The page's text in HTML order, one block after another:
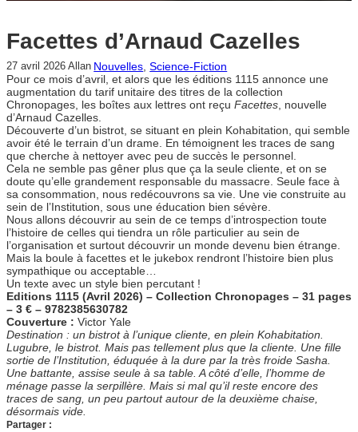
Facettes d’Arnaud Cazelles
27 avril 2026 Allan Nouvelles, Science-Fiction
Pour ce mois d’avril, et alors que les éditions 1115 annonce une
augmentation du tarif unitaire des titres de la collection
Chronopages, les boîtes aux lettres ont reçu Facettes, nouvelle
d’Arnaud Cazelles.
Découverte d’un bistrot, se situant en plein Kohabitation, qui semble
avoir été le terrain d’un drame. En témoignent les traces de sang
que cherche à nettoyer avec peu de succès le personnel.
Cela ne semble pas gêner plus que ça la seule cliente, et on se
doute qu’elle grandement responsable du massacre. Seule face à
sa consommation, nous redécouvrons sa vie. Une vie construite au
sein de l’Institution, sous une éducation bien sévère.
Nous allons découvrir au sein de ce temps d’introspection toute
l’histoire de celles qui tiendra un rôle particulier au sein de
l’organisation et surtout découvrir un monde devenu bien étrange.
Mais la boule à facettes et le jukebox rendront l’histoire bien plus
sympathique ou acceptable…
Un texte avec un style bien percutant !
Editions 1115 (Avril 2026) – Collection Chronopages – 31 pages
– 3 € – 9782385630782
Couverture : Victor Yale
Destination : un bistrot à l’unique cliente, en plein Kohabitation.
Lugubre, le bistrot. Mais pas tellement plus que la cliente. Une fille
sortie de l’Institution, éduquée à la dure par la très froide Sasha.
Une battante, assise seule à sa table. A côté d’elle, l’homme de
ménage passe la serpillère. Mais si mal qu’il reste encore des
traces de sang, un peu partout autour de la deuxième chaise,
désormais vide.
Partager :